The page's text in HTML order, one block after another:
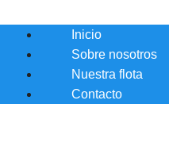
Inicio
Sobre nosotros
Nuestra flota
Contacto